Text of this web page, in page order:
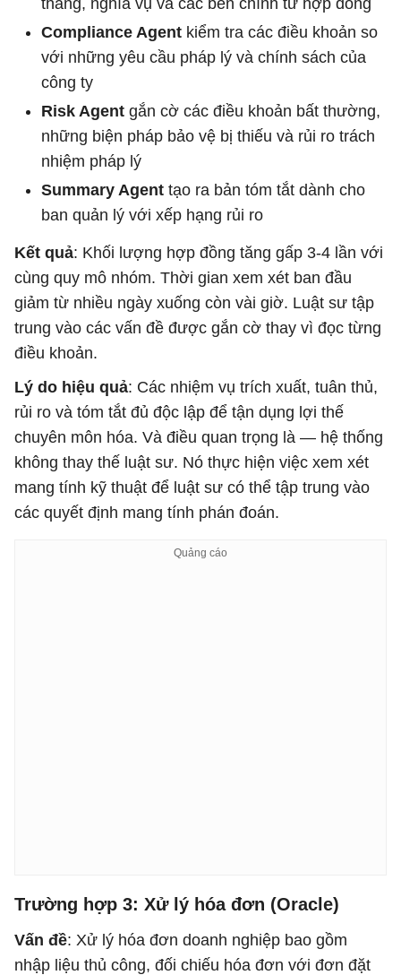
tháng, nghĩa vụ và các bên chính từ hợp đồng
Compliance Agent kiểm tra các điều khoản so
với những yêu cầu pháp lý và chính sách của
công ty
Risk Agent gắn cờ các điều khoản bất thường,
những biện pháp bảo vệ bị thiếu và rủi ro trách
nhiệm pháp lý
Summary Agent tạo ra bản tóm tắt dành cho
ban quản lý với xếp hạng rủi ro
Kết quả: Khối lượng hợp đồng tăng gấp 3-4 lần với
cùng quy mô nhóm. Thời gian xem xét ban đầu
giảm từ nhiều ngày xuống còn vài giờ. Luật sư tập
trung vào các vấn đề được gắn cờ thay vì đọc từng
điều khoản.
Lý do hiệu quả: Các nhiệm vụ trích xuất, tuân thủ,
rủi ro và tóm tắt đủ độc lập để tận dụng lợi thế
chuyên môn hóa. Và điều quan trọng là — hệ thống
không thay thế luật sư. Nó thực hiện việc xem xét
mang tính kỹ thuật để luật sư có thể tập trung vào
các quyết định mang tính phán đoán.
Trường hợp 3: Xử lý hóa đơn (Oracle)
Vấn đề: Xử lý hóa đơn doanh nghiệp bao gồm
nhập liệu thủ công, đối chiếu hóa đơn với đơn đặt